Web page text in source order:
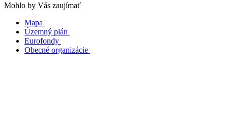
Mohlo by Vás zaujímať
Mapa
Územný plán
Eurofondy
Obecné organizácie